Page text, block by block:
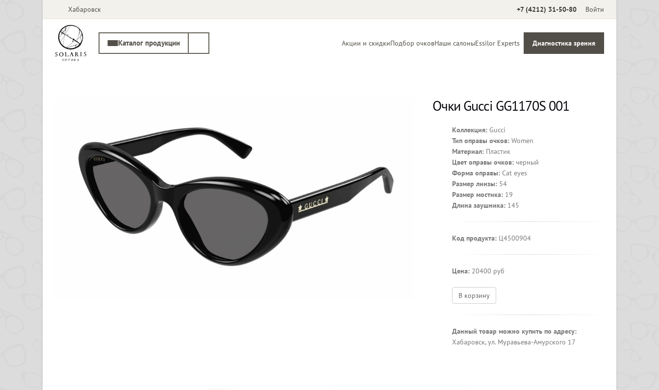
Хабаровск +7 (4212) 31-50-80 Войти
Каталог продукции Акции и скидкиПодбор очковНаши салоныEssilor Experts Диагностика зрения
Очки Gucci GG1170S 001
Коллекция: Gucci
Тип оправы очков: Women
Материал: Пластик
Цвет оправы очков: черный
Форма оправы: Cat eyes
Размер линзы: 54
Размер мостика: 19
Длина заушника: 145
Код продукта: Ц4500904
Цена: 20400 руб
В корзину
Данный товар можно купить по адресу:
Хабаровск, ул. Муравьева-Амурского 17